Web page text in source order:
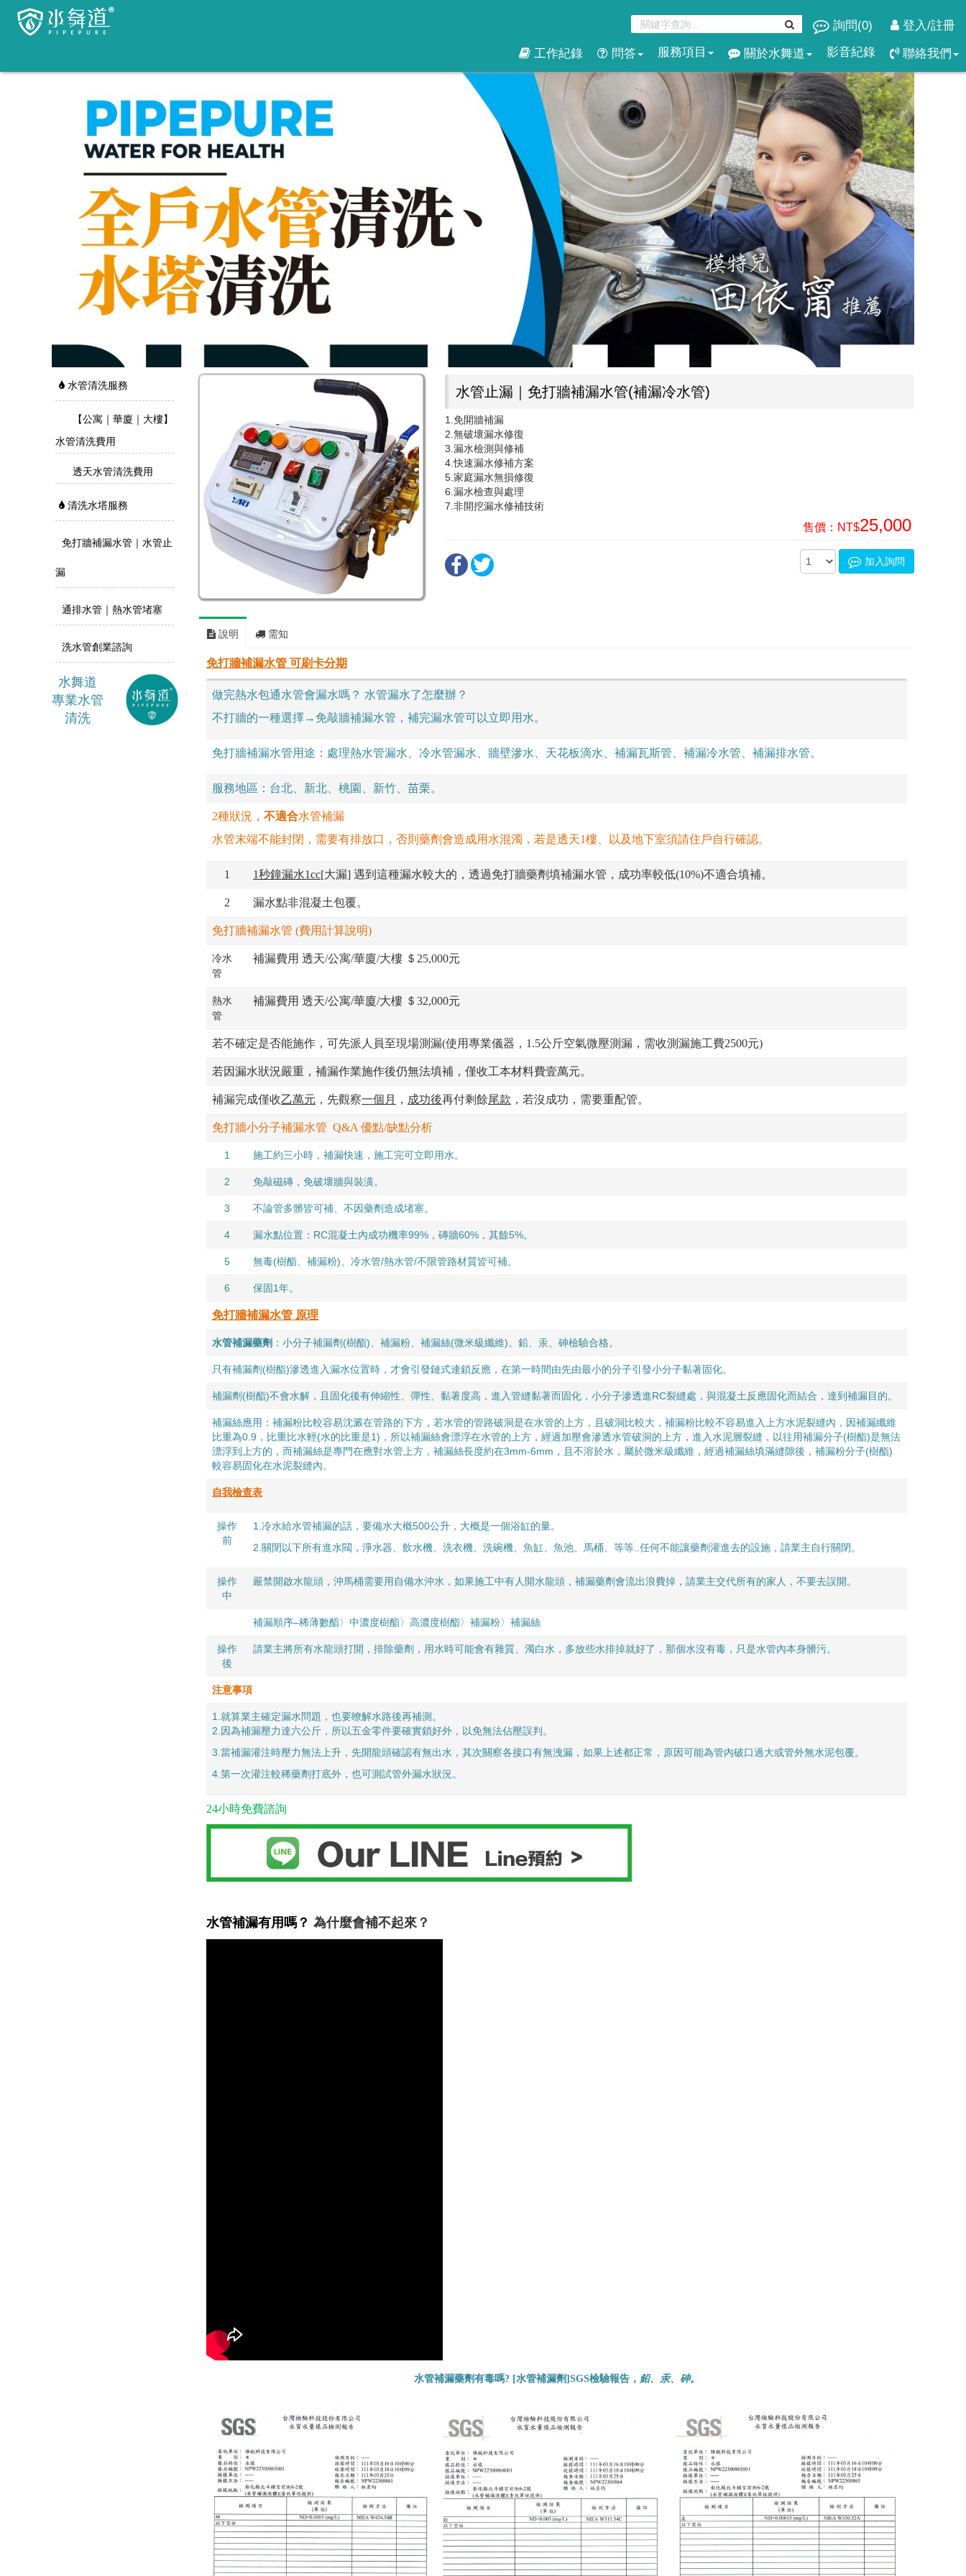
詢問(0) 登入/註冊
工作紀錄 問答 服務項目 關於水舞道 影音紀錄 聯絡我們
水管清洗服務
【公寓｜華廈｜大樓】
水管清洗費用
透天水管清洗費用
清洗水塔服務
免打牆補漏水管｜水管止
漏
通排水管｜熱水管堵塞
洗水管創業諮詢
水舞道
專業水管
清洗
水管止漏｜免打牆補漏水管(補漏冷水管)
1.免開牆補漏
2.無破壞漏水修復
3.漏水檢測與修補
4.快速漏水修補方案
5.家庭漏水無損修復
6.漏水檢查與處理
7.非開挖漏水修補技術
售價： NT$25,000
加入詢問
說明 需知
免打牆補漏水管 可刷卡分期
做完熱水包通水管會漏水嗎 ？ 水管漏水了怎麼辦？
不打牆的一種選擇→免敲牆補漏水管，補完漏水管可以立即用水。
免打牆補漏水管用途：處理熱水管漏水、冷水管漏水、牆壁滲水、天花板滴水、補漏瓦斯管、補漏冷水管、補漏排水管。
服務地區：台北、新北、桃園、新竹、苗栗。
2種狀況， 不適合水管補漏
水管末端不能封閉，需要有排放口，否則藥劑會造成用水混濁，若是透天1樓、以及地下室須請住戶自行確認。
1 1秒鐘漏水1cc[大漏] 遇到這種漏水較大的，透過免打牆藥劑填補漏水管，成功率較低(10%)不適合填補。
2 漏水點非混凝土包覆。
免打牆補漏水管 (費用計算說明)
冷水
管
補漏費用 透天/公寓/華廈/大樓 ＄25,000元
熱水
管
補漏費用 透天/公寓/華廈/大樓 ＄32,000元
若不確定是否能施作，可先派人員至現場測漏(使用專業儀器，1.5公斤空氣微壓測漏，需收測漏施工費2500元)
若因漏水狀況嚴重，補漏作業施作後仍無法填補，僅收工本材料費壹萬元。
補漏完成僅收乙萬元 ，先觀察一個月 ， 成功後再付剩餘尾款 ，若沒成功，需要重配管。
免打牆小分子補漏水管 Q&A 優點/缺點分析
1 施工約三小時， 補漏快速，施工完可立即用水。
2 免敲磁磚，免破壞牆與裝潢。
3 不論管多髒皆可補、不因藥劑造成堵塞。
4 漏水點位置：RC混凝土內成功機率99%，磚牆60%，其餘5%。
5 無毒(樹酯、補漏粉)、冷水管/熱水管/不限管路材質皆可補。
6 保固1年。
免打牆補漏水管 原理
水管補漏藥劑 ： 小分子補漏劑(樹酯)、補漏粉、補漏絲(微米級纖維)。鉛、汞、砷檢驗合格。
只有補漏劑(樹酯)滲透進入漏水位置時，才會引發鏈式連鎖反應，在第一時間由先由最小的分子引發小分子黏著固化。
補漏劑(樹酯)不會水解，且固化後有伸縮性、彈性、黏著度高，進入管縫黏著而固化，小分子滲透進RC裂縫處，與混凝土反應固化而結合，達到補漏目的。
補漏絲應用：補漏粉比較容易沈澱在管路的下方，若水管的管路破洞是在水管的上方，且破洞比較大，補漏粉比較不容易進入上方水泥裂縫內，因補漏纖維
比重為0.9，比重比水輕(水的比重是1)，所以補漏絲會漂浮在水管的上方，經過加壓會滲透水管破洞的上方，進入水泥層裂縫，以往用補漏分子(樹酯)是無法
漂浮到上方的，而補漏絲是專門在應對水管上方，補漏絲長度約在3mm-6mm，且不溶於水，屬於微米級纖維，經過補漏絲填滿縫隙後，補漏粉分子(樹酯)
較容易固化在水泥裂縫內。
自我檢查表
操作
前
1.冷水給水管補漏的話，要備水大概500公升，大概是一個浴缸的量。
2.關閉以下所有進水閥， 淨水器、飲水機、洗衣機、洗碗機、魚缸、魚池、馬桶、等等..任何不能讓藥劑灌進去的設施，請業主自行關閉。
操作
中
嚴禁開啟水龍頭，沖馬桶需要用自備水沖水，如果施工中有人開水龍頭，補漏藥劑會流出浪費掉，請業主交代所有的家人，不要去誤開。
補漏順序–稀薄數酯〉中濃度樹酯〉 高濃度樹酯〉補漏粉〉 補漏絲
操作
後
請業主將所有水龍頭打開，排除藥劑，用水時可能會有雜質、濁白水，多放些水排掉就好了，那個水沒有毒，只是水管內本身髒污。
注意事項
1.就算業主確定漏水問題，也要暸解水路後再補測。
2.因為補漏壓力達六公斤，所以五金零件要確實鎖好外，以免無法佔壓誤判。
3.當補漏灌注時壓力無法上升，先開龍頭確認有無出水，其次關察各接口有無洩漏，如果上述都正常，原因可能為管內破口過大或管外無水泥包覆。
4.第一次灌注較稀藥劑打底外，也可測試管外漏水狀況。
24小時免費諮詢
水管補漏有用嗎？ 為什麼會補不起來？
水管補漏藥劑有毒嗎? [水管補漏劑]SGS檢驗報告， 鉛、汞、砷。